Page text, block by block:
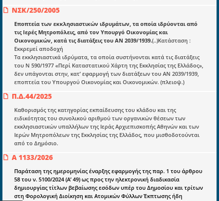
ΝΣΚ/250/2005
Εποπτεία των εκκλησιαστικών ιδρυμάτων, τα οποία ιδρύονται από
τις Ιερές Μητροπόλεις, από τον Υπουργό Οικονομίας και
Οικονομικών, κατά τις διατάξεις του ΑΝ 2039/1939.(..)Κατάσταση :
Εκκρεμεί αποδοχή
Τα εκκλησιαστικά ιδρύματα, τα οποία συστήνονται κατά τις διατάξεις
του Ν 590/1977 «Περί Καταστατικού Χάρτη της Εκκλησίας της Ελλάδος»,
δεν υπάγονται στην, κατ’ εφαρμογή των διατάξεων του ΑΝ 2039/1939,
εποπτεία του Υπουργού Οικονομίας και Οικονομικών. (πλειοψ.)
Π.Δ.44/2025
Καθορισμός της κατηγορίας εκπαίδευσης του κλάδου και της
ειδικότητας του συνολικού αριθμού των οργανικών θέσεων των
εκκλησιαστικών υπαλλήλων της Ιεράς Αρχιεπισκοπής Αθηνών και των
Ιερών Μητροπόλεων της Εκκλησίας της Ελλάδος, που μισθοδοτούνται
από το Δημόσιο.
Α 1133/2026
Παράταση της ημερομηνίας έναρξης εφαρμογής της παρ. 1 του άρθρου
58 του ν. 5100/2024 (Α’ 49) ως προς την ηλεκτρονική διαδικασία
δημιουργίας τίτλων βεβαίωσης εσόδων υπέρ του Δημοσίου και τρίτων
στη Φορολογική Διοίκηση και Ατομικών Φύλλων Έκπτωσης ήδη
Νόμοι και προεδρικά διατάγματα
Υπουργικές αποφάσεις
Νομολογία και Γνωμοδοτήσεις ΝΣΚ
Πληροφορίες
Είσοδος
Εγγραφή
Οδηγίες Εγγραφής
Βοηθός Αναζήτησης
Οροι χρησης ιστοτοπου